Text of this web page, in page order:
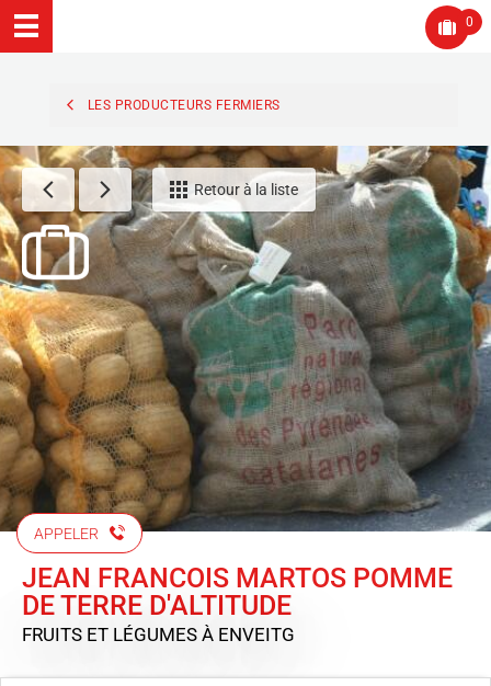
0
LES PRODUCTEURS FERMIERS
Retour à la liste
APPELER
JEAN FRANCOIS MARTOS POMME
DE TERRE D'ALTITUDE
FRUITS ET LÉGUMES À ENVEITG